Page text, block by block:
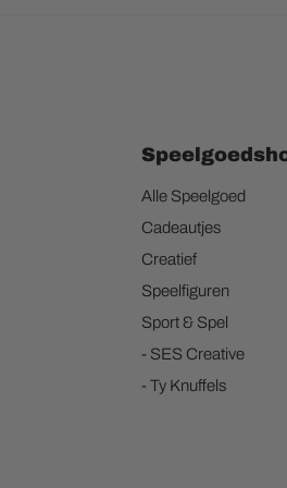
Alle Speelgoed
Cadeautjes
Creatief
Speelfiguren
Sport & Spel
- SES Creative
- Ty Knuffels